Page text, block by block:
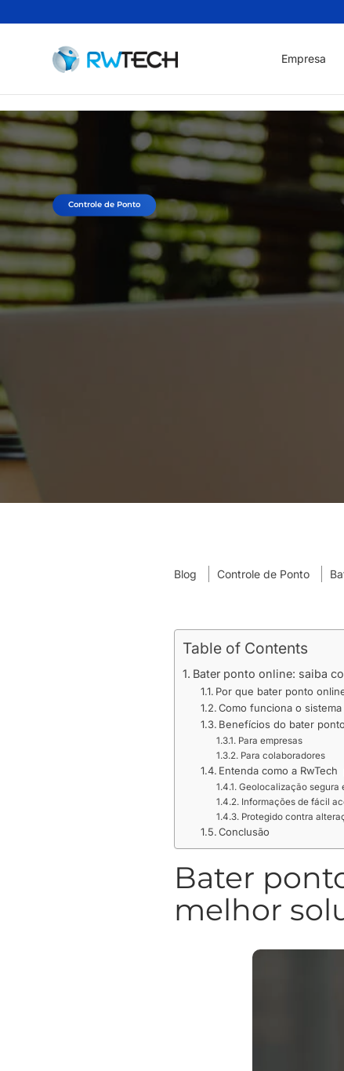
Empresa
Controle de Ponto
Blog Controle de Ponto
Table of Contents
Bater ponto online: saiba
Por que bater ponto
Como funciona o
Benefícios do bater
Para empresas
Para colaboradores
Entenda como a
Geolocalização segura
Informações de fácil
Protegido contra
Conclusão
Bater
melhor